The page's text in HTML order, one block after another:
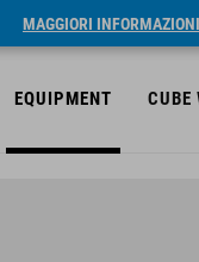
MAGGIORI INFORMAZIONI
EQUIPMENT CUBE